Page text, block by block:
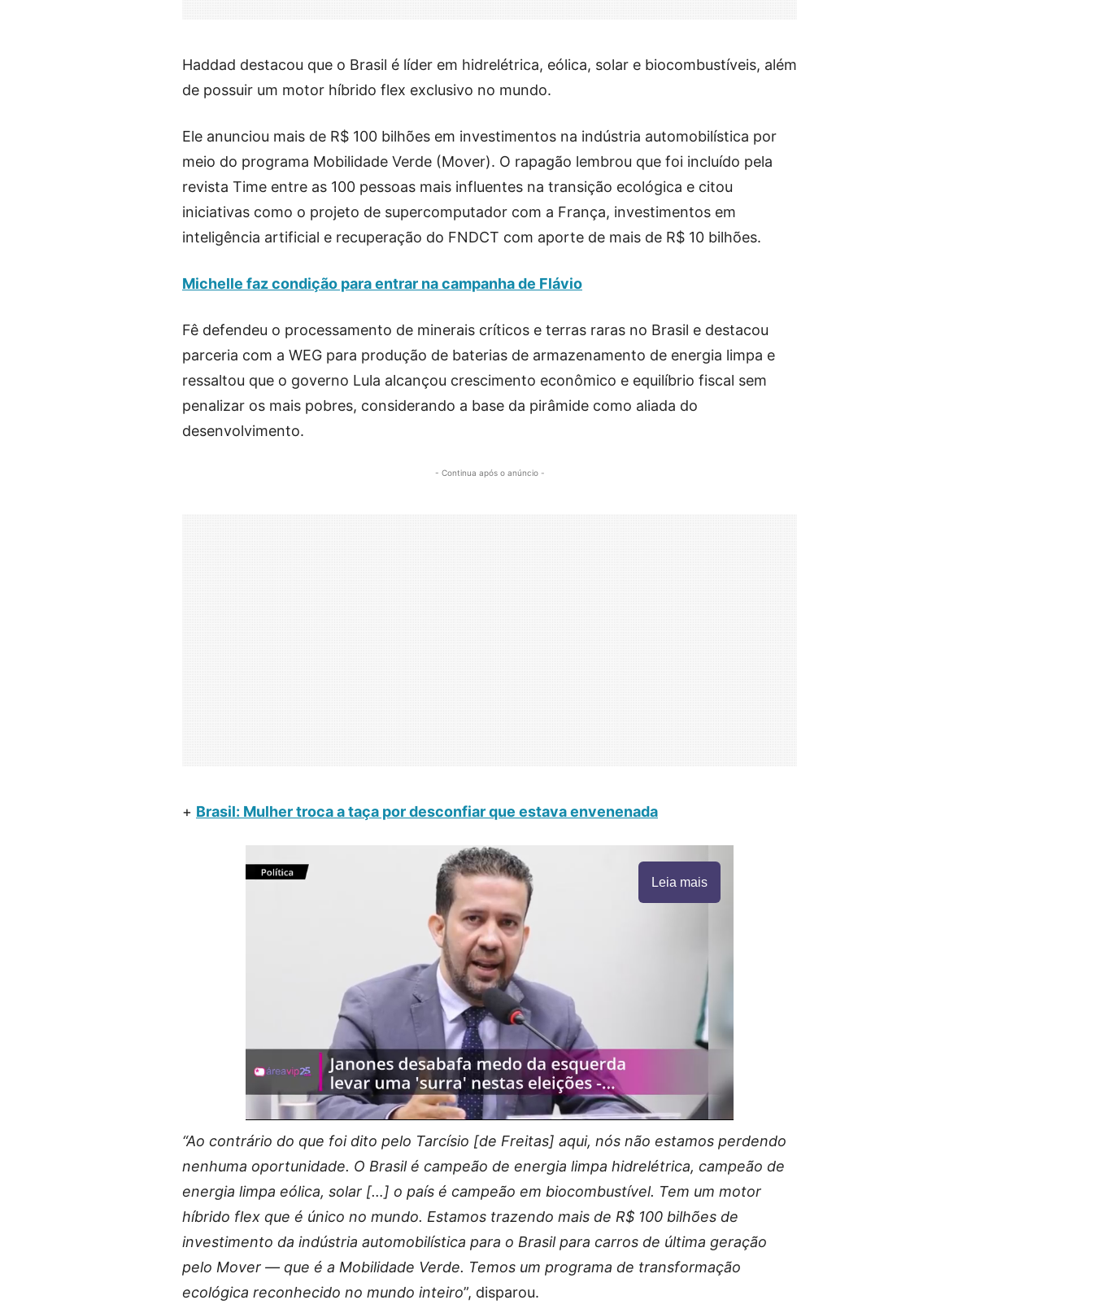
Haddad destacou que o Brasil é líder em hidrelétrica, eólica, solar e biocombustíveis, além
de possuir um motor híbrido flex exclusivo no mundo.
Ele anunciou mais de R$ 100 bilhões em investimentos na indústria automobilística por
meio do programa Mobilidade Verde (Mover). O rapagão lembrou que foi incluído pela
revista Time entre as 100 pessoas mais influentes na transição ecológica e citou
iniciativas como o projeto de supercomputador com a França, investimentos em
inteligência artificial e recuperação do FNDCT com aporte de mais de R$ 10 bilhões.
Michelle faz condição para entrar na campanha de Flávio
Fê defendeu o processamento de minerais críticos e terras raras no Brasil e destacou
parceria com a WEG para produção de baterias de armazenamento de energia limpa e
ressaltou que o governo Lula alcançou crescimento econômico e equilíbrio fiscal sem
penalizar os mais pobres, considerando a base da pirâmide como aliada do
desenvolvimento.
- Continua após o anúncio -
+ Brasil: Mulher troca a taça por desconfiar que estava envenenada
Leia mais
“Ao contrário do que foi dito pelo Tarcísio [de Freitas] aqui, nós não estamos perdendo
nenhuma oportunidade. O Brasil é campeão de energia limpa hidrelétrica, campeão de
energia limpa eólica, solar […] o país é campeão em biocombustível. Tem um motor
híbrido flex que é único no mundo. Estamos trazendo mais de R$ 100 bilhões de
investimento da indústria automobilística para o Brasil para carros de última geração
pelo Mover — que é a Mobilidade Verde. Temos um programa de transformação
ecológica reconhecido no mundo inteiro”, disparou.